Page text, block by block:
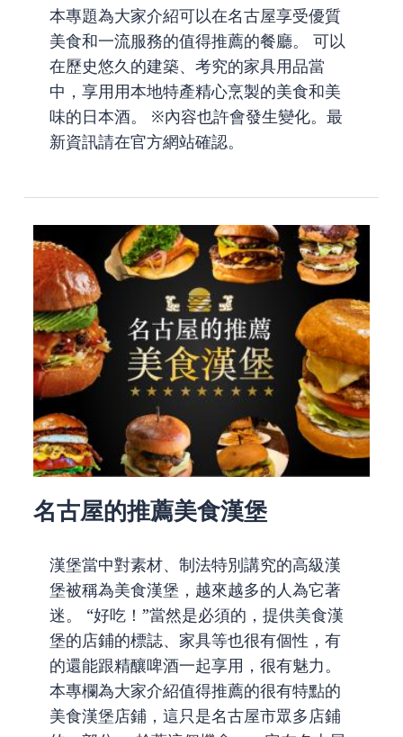
本專題為大家介紹可以在名古屋享受優質
美食和一流服務的值得推薦的餐廳。 可以
在歷史悠久的建築、考究的家具用品當
中，享用用本地特產精心烹製的美食和美
味的日本酒。 ※內容也許會發生變化。最
新資訊請在官方網站確認。
名古屋的推薦美食漢堡
漢堡當中對素材、制法特別講究的高級漢
堡被稱為美食漢堡，越來越多的人為它著
迷。 “好吃！”當然是必須的，提供美食漢
堡的店鋪的標誌、家具等也很有個性，有
的還能跟精釀啤酒一起享用，很有魅力。
本專欄為大家介紹值得推薦的很有特點的
美食漢堡店鋪，這只是名古屋市眾多店鋪